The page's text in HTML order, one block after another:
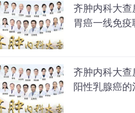
齐肿内科大
胃癌一线免
齐肿内科大
阳性乳腺癌